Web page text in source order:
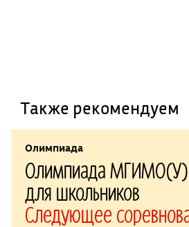
Также рекомендуем
Олимпиада
Олимпиада
для школьников
Следующее